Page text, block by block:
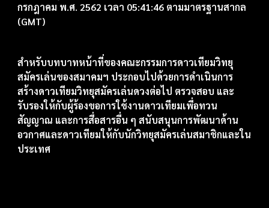
กรกฎาคม พ.ศ. 2562 เวลา 05:41:46 ตามมาตรฐานสากล
(GMT)
สำหรับบทบาทหน้าที่ของคณะกรรมการดาวเทียมวิทยุ
สมัครเล่นของสมาคมฯ ประกอบไปด้วยการดำเนินการ
สร้างดาวเทียมวิทยุสมัครเล่นดวงต่อไป ตรวจสอบ และ
รับรองให้กับผู้ร้องขอการใช้งานดาวเทียมเพื่อทวน
สัญญาณ และการสื่อสารอื่น ๆ สนับสนุนการพัฒนาด้าน
อวกาศและดาวเทียมให้กับนักวิทยุสมัครเล่นสมาชิกและใน
ประเทศ